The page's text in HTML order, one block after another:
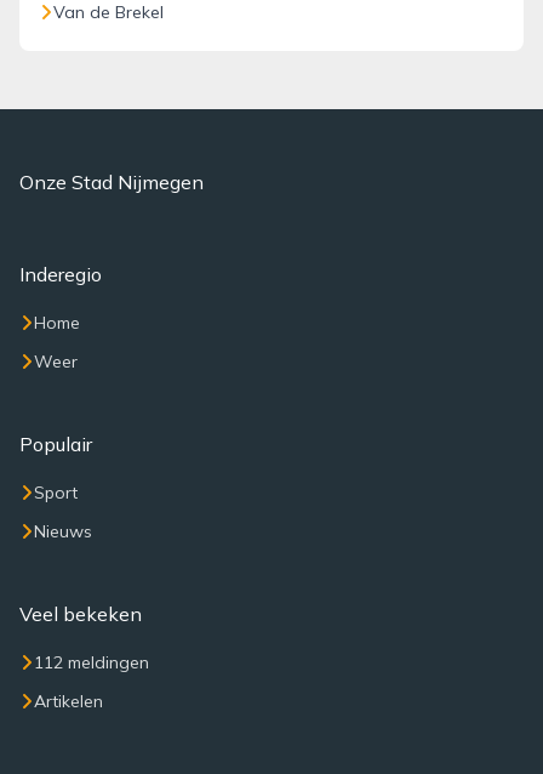
Van de Brekel
Onze Stad Nijmegen
Inderegio
Home
Weer
Populair
Sport
Nieuws
Veel bekeken
112 meldingen
Artikelen